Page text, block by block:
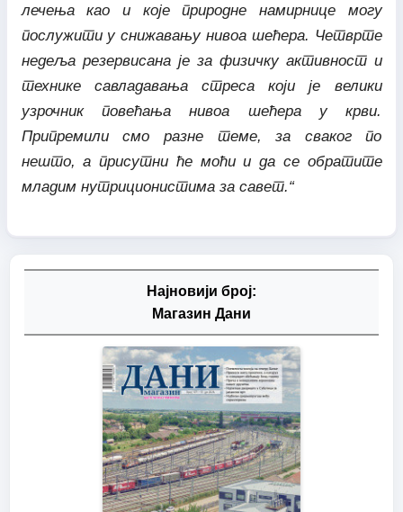
лечења као и које природне намирнице могу
послужити у снижавању нивоа шећера. Четврте
недеља резервисана је за физичку активност и
технике савладавања стреса који је велики
узрочник повећања нивоа шећера у крви.
Припремили смо разне теме, за сваког по
нешто, а присутни ће моћи и да се обратите
младим нутриционистима за савет.“
Најновији број:
Магазин Дани